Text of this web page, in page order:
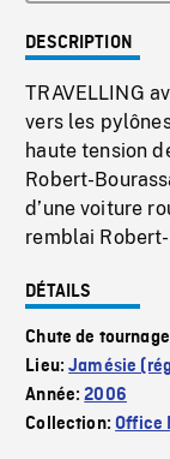
DESCRIPTION
TRAVELLING
vers les
haute tension
Robert-
d’une voiture
remblai
DÉTAILS
Chute de
Lieu:Jamésie
Année:2006
Collection:Office